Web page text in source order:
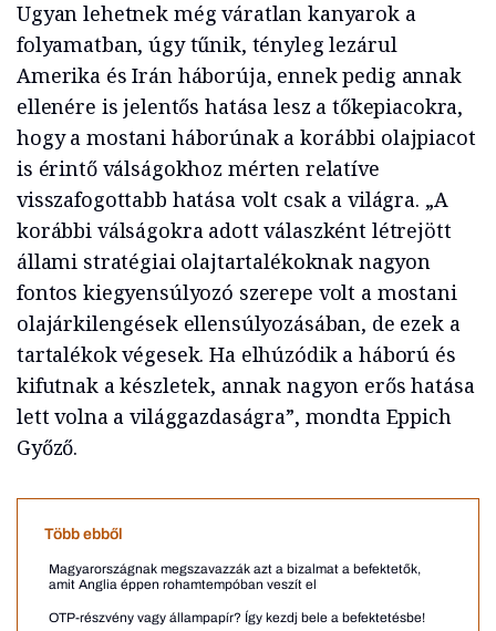
Ugyan lehetnek még váratlan kanyarok a
folyamatban, úgy tűnik, tényleg lezárul
Amerika és Irán háborúja, ennek pedig annak
ellenére is jelentős hatása lesz a tőkepiacokra,
hogy a mostani háborúnak a korábbi olajpiacot
is érintő válságokhoz mérten relatíve
visszafogottabb hatása volt csak a világra. „A
korábbi válságokra adott válaszként létrejött
állami stratégiai olajtartalékoknak nagyon
fontos kiegyensúlyozó szerepe volt a mostani
olajárkilengések ellensúlyozásában, de ezek a
tartalékok végesek. Ha elhúzódik a háború és
kifutnak a készletek, annak nagyon erős hatása
lett volna a világgazdaságra”, mondta Eppich
Győző.
Több ebből
Magyarországnak megszavazzák azt a bizalmat a befektetők,
amit Anglia éppen rohamtempóban veszít el
OTP-részvény vagy állampapír? Így kezdj bele a befektetésbe!